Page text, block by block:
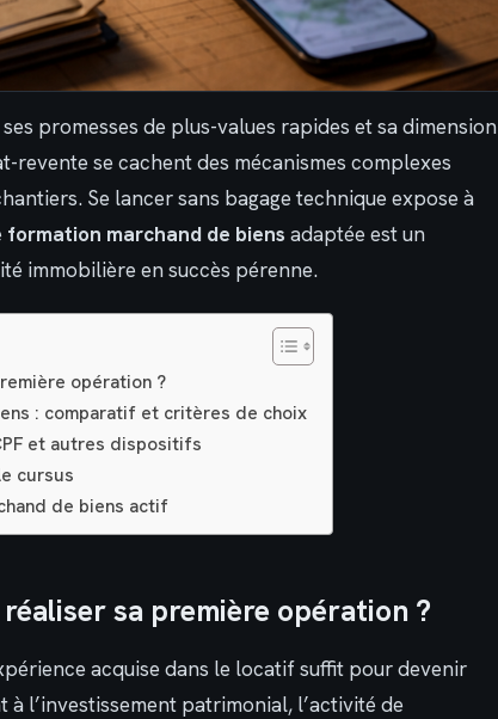
promesses de plus-values rapides et sa dimension
revente se cachent des mécanismes complexes
Se lancer sans bagage technique expose à
formation marchand de biens adaptée est un
immobilière en succès pérenne.
opération ?
: comparatif et critères de choix
et autres dispositifs
cursus
de biens actif
sa première opération ?
acquise dans le locatif suffit pour devenir
à l’investissement patrimonial, l’activité de